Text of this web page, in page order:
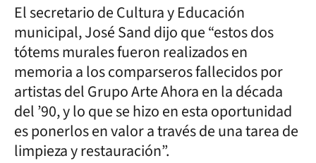
El secretario de Cultura y Educación
municipal, José Sand dijo que “estos dos
tótems murales fueron realizados en
memoria a los comparseros fallecidos por
artistas del Grupo Arte Ahora en la década
del ’90, y lo que se hizo en esta oportunidad
es ponerlos en valor a través de una tarea de
limpieza y restauración”.